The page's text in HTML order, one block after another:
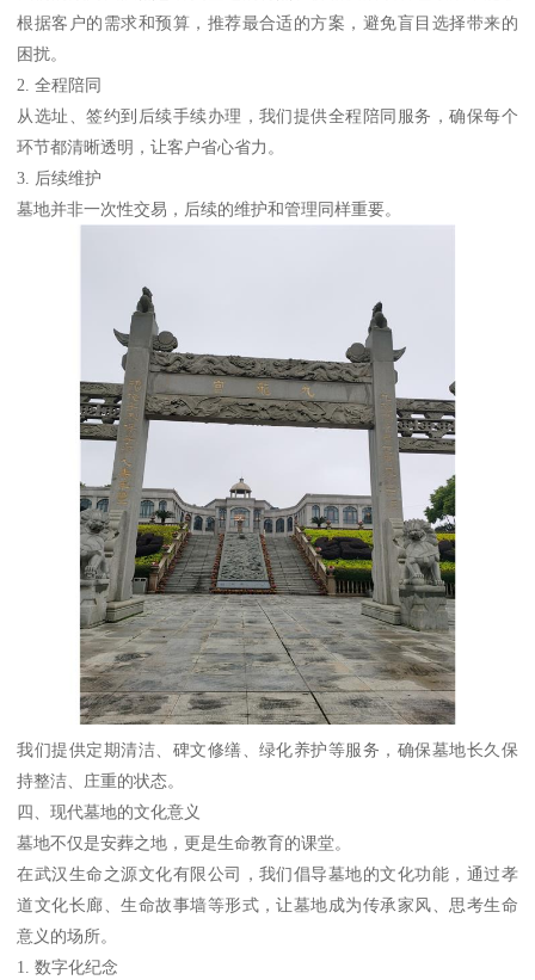
根据客户的需求和预算，推荐最合适的方案，避免盲目选择带来的
困扰。
2. 全程陪同
从选址、签约到后续手续办理，我们提供全程陪同服务，确保每个
环节都清晰透明，让客户省心省力。
3. 后续维护
墓地并非一次性交易，后续的维护和管理同样重要。
我们提供定期清洁、碑文修缮、绿化养护等服务，确保墓地长久保
持整洁、庄重的状态。
四、现代墓地的文化意义
墓地不仅是安葬之地，更是生命教育的课堂。
在武汉生命之源文化有限公司，我们倡导墓地的文化功能，通过孝
道文化长廊、生命故事墙等形式，让墓地成为传承家风、思考生命
意义的场所。
1. 数字化纪念